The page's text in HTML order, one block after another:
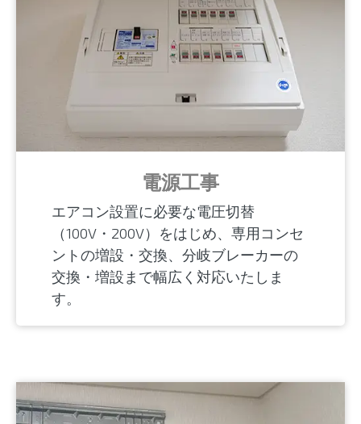
電源工事
エアコン設置に必要な電圧切替
（100V・200V）をはじめ、専用コンセ
ントの増設・交換、分岐ブレーカーの
交換・増設まで幅広く対応いたしま
す。